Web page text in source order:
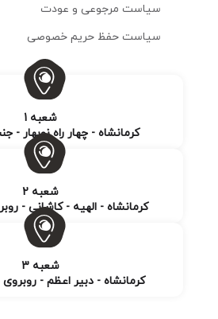
سیاست مرجوعی و عودت
سیاست حفظ حریم خصوصی
شعبه 1
کرمانشاه - چهار راه نوبهار -
شعبه 2
کرمانشاه - الهیه - کاشانی -
شعبه 3
کرمانشاه - دبیر اعظم -